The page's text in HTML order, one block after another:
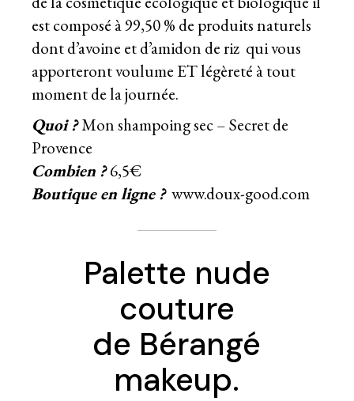
est composé à 99,50 % de produits naturels
dont d’avoine et d’amidon de riz qui vous
apporteront voulume ET légèreté à tout
moment de la journée.
Quoi ?Mon shampoing sec – Secret de
Provence
Combien ?6,5€
Boutique en ligne ? www.doux-good.com
Palette nude
couture
de Bérangé
makeup.